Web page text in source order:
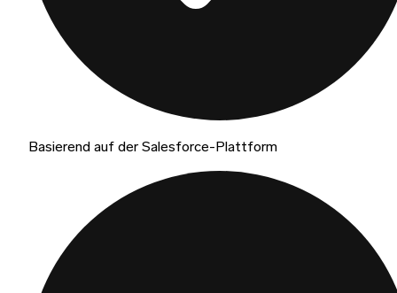
Basierend auf der Salesforce-Plattform